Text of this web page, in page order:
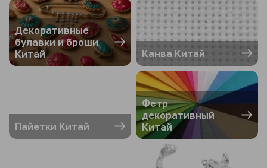
Декоративные
булавки и броши
Китай
Канва Китай
Пайетки Китай
Фетр
декоративный
Китай